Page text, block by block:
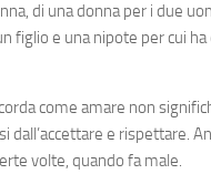
di una donna per i due
figlio e una nipote per cui
come amare non
dall’accettare e rispettare.
volte, quando fa male.